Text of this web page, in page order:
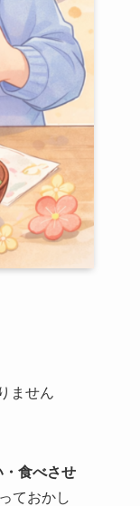
ません
食べさせ
ておかし